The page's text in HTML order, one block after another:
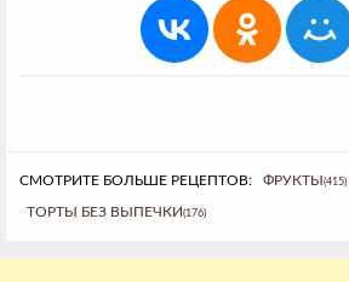
СМОТРИТЕ БОЛЬШЕ РЕЦЕПТОВ: ФРУКТЫ(415)
ТОРТЫ БЕЗ ВЫПЕЧКИ(176)